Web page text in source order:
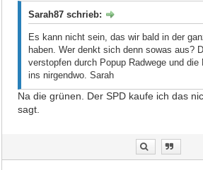
Sarah87 schrieb:
Es kann nicht sein, das wir bald in der
haben. Wer denkt sich denn sowas aus?
verstopfen durch Popup Radwege und die
ins nirgendwo. Sarah
Na die grünen. Der SPD kaufe ich das
sagt.